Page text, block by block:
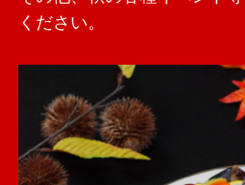
ください。